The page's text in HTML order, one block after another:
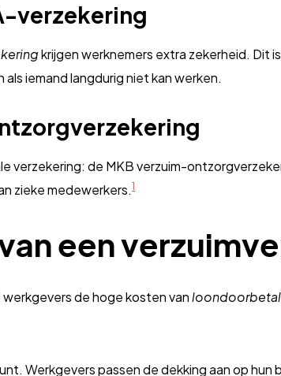
verzekering
krijgen werknemers extra zekerheid. Dit
iemand langdurig niet kan werken.
verzekering: de MKB verzuim-
zieke medewerkers.1
een
de hoge kosten van
Werkgevers passen de dekking aan op